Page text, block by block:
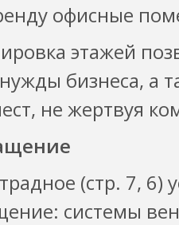
офисные
этажей
бизнеса,
не жертвуя
(стр. 7, 6)
системы